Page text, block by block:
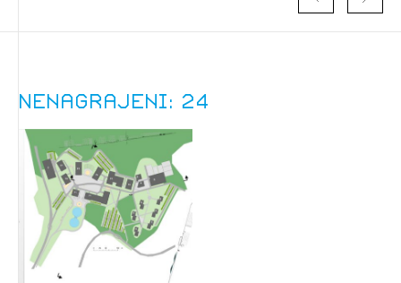
Nenagrajeni: 24